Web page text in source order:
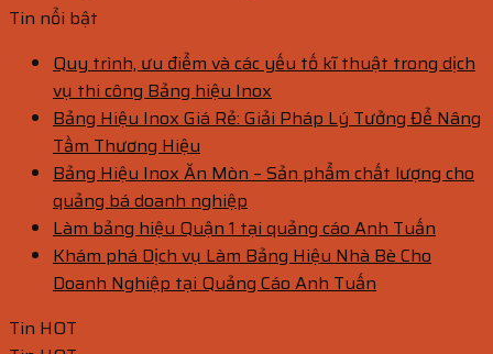
Tin nổi bật
Quy trình, ưu điểm và các yếu tố kĩ thuật trong dịch
vụ thi công Bảng hiệu Inox
Bảng Hiệu Inox Giá Rẻ: Giải Pháp Lý Tưởng Để Nâng
Tầm Thương Hiệu
Bảng Hiệu Inox Ăn Mòn – Sản phẩm chất lượng cho
quảng bá doanh nghiệp
Làm bảng hiệu Quận 1 tại quảng cáo Anh Tuấn
Khám phá Dịch vụ Làm Bảng Hiệu Nhà Bè Cho
Doanh Nghiệp tại Quảng Cáo Anh Tuấn
Tin HOT